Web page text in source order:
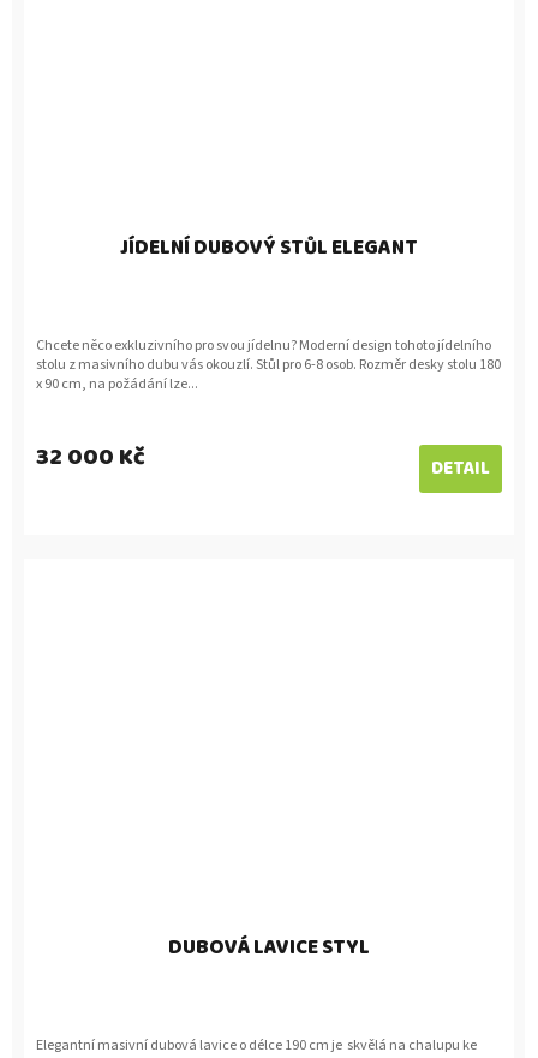
JÍDELNÍ DUBOVÝ STŮL ELEGANT
32 000 Kč DETAIL
Chcete něco exkluzivního pro svou jídelnu? Moderní design tohoto jídelního
stolu z masivního dubu vás okouzlí. Stůl pro 6-8 osob. Rozměr desky stolu 180
x 90 cm, na požádání lze...
DUBOVÁ LAVICE STYL
Elegantní masivní dubová lavice o délce 190 cm je skvělá na chalupu ke